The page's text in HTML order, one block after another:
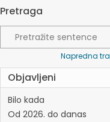
Pretraga
Napredna
Objavljeni
Bilo kada
Od 2026. do danas